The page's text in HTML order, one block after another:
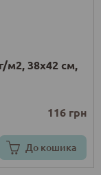
м2, 38х42 см,
116 грн
До кошика